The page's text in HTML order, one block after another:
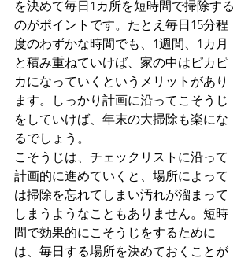
を決めて毎日1カ所を短時間で掃除する
のがポイントです。たとえ毎日15分程
度のわずかな時間でも、1週間、1カ月
と積み重ねていけば、家の中はピカピ
カになっていくというメリットがあり
ます。しっかり計画に沿ってこそうじ
をしていけば、年末の大掃除も楽にな
るでしょう。
こそうじは、チェックリストに沿って
計画的に進めていくと、場所によって
は掃除を忘れてしまい汚れが溜まって
しまうようなこともありません。短時
間で効果的にこそうじをするために
は、毎日する場所を決めておくことが